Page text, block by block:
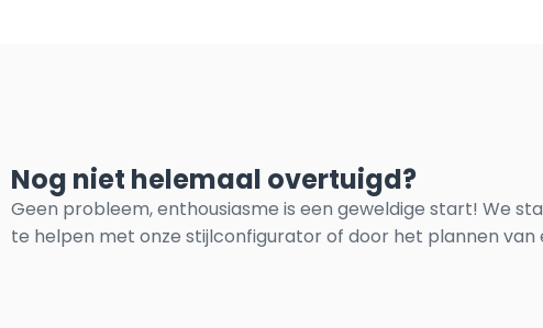
Nog niet helemaal overtuigd?
Geen probleem, enthousiasme is een geweldige start! We
te helpen met onze stijlconfigurator of door het plannen van